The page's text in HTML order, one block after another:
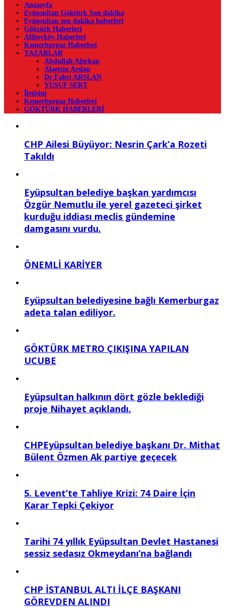
Anasayfa
Eyüpsultan Göktürk Son dakika
Eyüpsultan son dakika haberleri
Göktürk Haberleri
Alibeyköy Haberleri
Kemerburgaz Haberleri
YAZARLAR
Abdullah Ağırkan
Alaettin Arslan
Dr Fahri ARSLAN
YUSUF SERT
İletişim
Kemerburgaz Haberleri
GÖKTÜRK HABERLERİ
CHP Ailesi Büyüyor: Nesrin Çark’a Rozeti
Takıldı
Eyüpsultan belediye başkan yardımcısı
Özgür Nemutlu ile yerel gazeteci şirket
kurduğu iddiası meclis gündemine
damgasını vurdu.
ÖNEMLİ KARİYER
Eyüpsultan belediyesine bağlı Kemerburgaz
adeta talan ediliyor.
GÖKTÜRK METRO ÇIKIŞINA YAPILAN
UCUBE
Eyüpsultan halkının dört gözle beklediği
proje Nihayet açıklandı.
CHPEyüpsultan belediye başkanı Dr. Mithat
Bülent Özmen Ak partiye geçecek
5. Levent’te Tahliye Krizi: 74 Daire İçin
Karar Tepki Çekiyor
Tarihi 74 yıllık Eyüpsultan Devlet Hastanesi
sessiz sedasız Okmeydanı’na bağlandı
CHP İSTANBUL ALTI İLÇE BAŞKANI
GÖREVDEN ALINDI